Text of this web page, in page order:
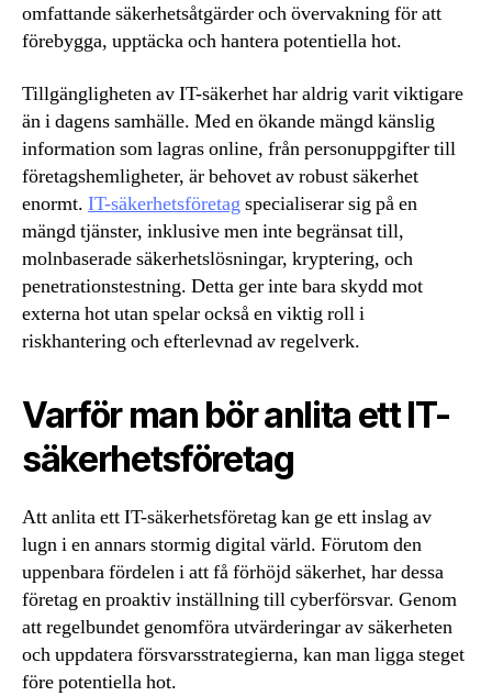
omfattande säkerhetsåtgärder och övervakning för att
förebygga, upptäcka och hantera potentiella hot.
Tillgängligheten av IT-säkerhet har aldrig varit viktigare
än i dagens samhälle. Med en ökande mängd känslig
information som lagras online, från personuppgifter till
företagshemligheter, är behovet av robust säkerhet
enormt. IT-säkerhetsföretag specialiserar sig på en
mängd tjänster, inklusive men inte begränsat till,
molnbaserade säkerhetslösningar, kryptering, och
penetrationstestning. Detta ger inte bara skydd mot
externa hot utan spelar också en viktig roll i
riskhantering och efterlevnad av regelverk.
Varför man bör anlita ett IT-
säkerhetsföretag
Att anlita ett IT-säkerhetsföretag kan ge ett inslag av
lugn i en annars stormig digital värld. Förutom den
uppenbara fördelen i att få förhöjd säkerhet, har dessa
företag en proaktiv inställning till cyberförsvar. Genom
att regelbundet genomföra utvärderingar av säkerheten
och uppdatera försvarsstrategierna, kan man ligga steget
före potentiella hot.